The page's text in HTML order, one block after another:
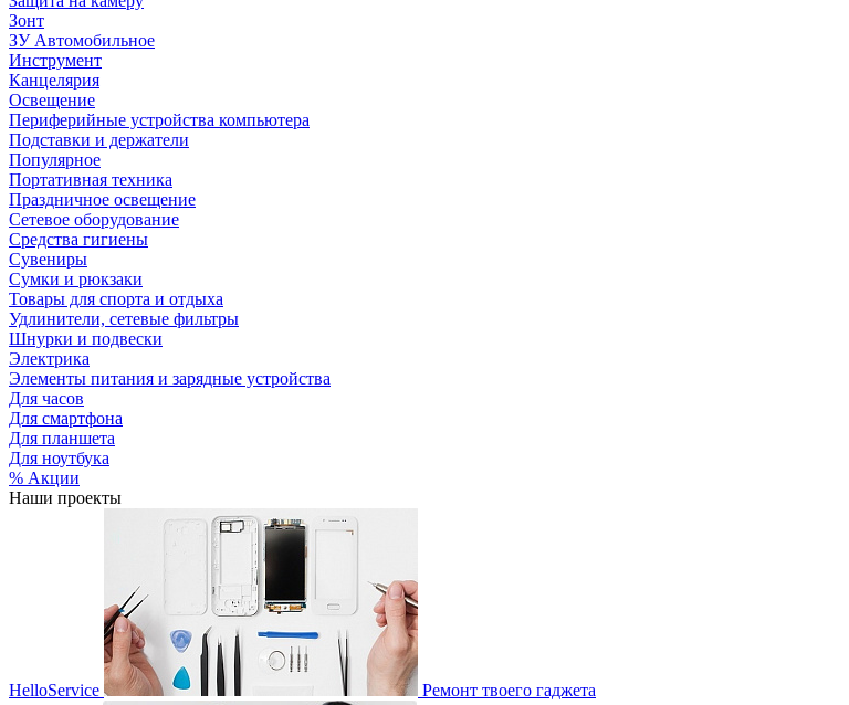
Зонт
ЗУ Автомобильное
Инструмент
Канцелярия
Освещение
Периферийные устройства компьютера
Подставки и держатели
Популярное
Портативная техника
Праздничное освещение
Сетевое оборудование
Средства гигиены
Сувениры
Сумки и рюкзаки
Товары для спорта и отдыха
Удлинители, сетевые фильтры
Шнурки и подвески
Электрика
Элементы питания и зарядные устройства
Для часов
Для смартфона
Для планшета
Для ноутбука
% Акции
Наши проекты
HelloService Ремонт твоего гаджета